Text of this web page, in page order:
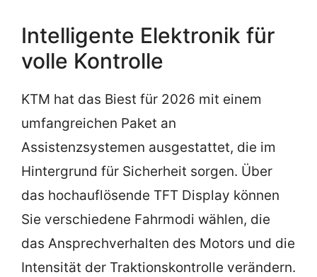
Intelligente Elektronik für
volle Kontrolle
KTM hat das Biest für 2026 mit einem
umfangreichen Paket an
Assistenzsystemen ausgestattet, die im
Hintergrund für Sicherheit sorgen. Über
das hochauflösende TFT Display können
Sie verschiedene Fahrmodi wählen, die
das Ansprechverhalten des Motors und die
Intensität der Traktionskontrolle verändern.